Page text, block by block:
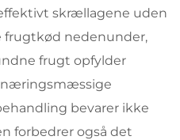
skrællagene uden
nedenunder,
frugt opfylder
bevarer ikke
forbedrer også det